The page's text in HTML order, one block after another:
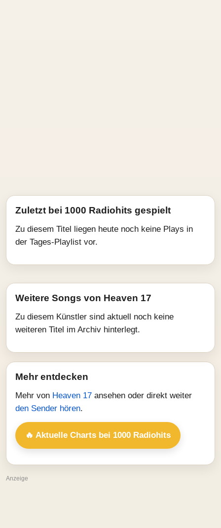
Zuletzt bei 1000 Radiohits gespielt
Zu diesem Titel liegen heute noch keine Plays in
der Tages-Playlist vor.
Weitere Songs von Heaven 17
Zu diesem Künstler sind aktuell noch keine
weiteren Titel im Archiv hinterlegt.
Mehr entdecken
Mehr von Heaven 17 ansehen oder direkt weiter
den Sender hören.
🔥 Aktuelle Charts bei 1000 Radiohits
Anzeige